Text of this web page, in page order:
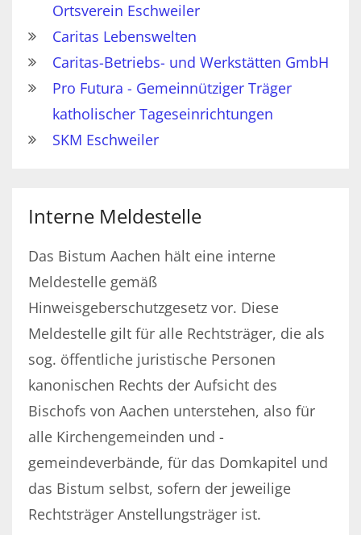
Ortsverein Eschweiler
Caritas Lebenswelten
Caritas-Betriebs- und Werkstätten GmbH
Pro Futura - Gemeinnütziger Träger
katholischer Tageseinrichtungen
SKM Eschweiler
Interne Meldestelle
Das Bistum Aachen hält eine interne
Meldestelle gemäß
Hinweisgeberschutzgesetz vor. Diese
Meldestelle gilt für alle Rechtsträger, die als
sog. öffentliche juristische Personen
kanonischen Rechts der Aufsicht des
Bischofs von Aachen unterstehen, also für
alle Kirchengemeinden und -
gemeindeverbände, für das Domkapitel und
das Bistum selbst, sofern der jeweilige
Rechtsträger Anstellungsträger ist.